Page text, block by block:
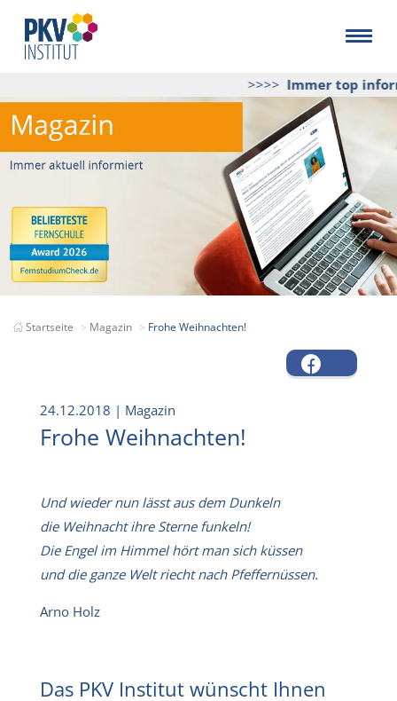
>>>>Immer top
Startseite Magazin Frohe Weihnachten!
24.12.2018 | Magazin
Frohe Weihnachten!
Und wieder nun lässt aus dem Dunkeln
die Weihnacht ihre Sterne funkeln!
Die Engel im Himmel hört man sich küssen
und die ganze Welt riecht nach Pfeffernüssen.
Arno Holz
Das PKV Institut wünscht Ihnen